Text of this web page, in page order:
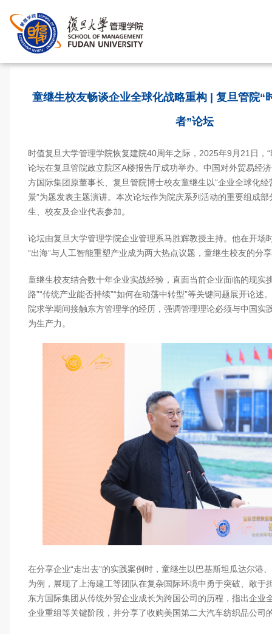
童继生校友畅谈企业全球化战略重构 | 复旦管院“
者”论坛
时值复旦大学管理学院恢复建院40周年之际，2025年9月21日，“
论坛在复旦管院政立院区A楼报告厅成功举办。中国对外贸易经
方国际集团原董事长、复旦管院博士校友童继生以“企业全球化
景”为题发表主题演讲。本次论坛作为院庆系列活动的重要组成
生、校友及企业代表参加。
论坛由复旦大学管理学院企业管理系马胜辉教授主持。他在开场
“出海”与人工智能重塑产业成为两大热点议题，童继生校友的分
童继生校友结合数十年企业实战经验，直面当前企业面临的现实
路”“传统产业能否持续”“如何在动荡中转型”等关键问题展开论述
院求学期间接触东方管理学的经历，强调管理理论必须与中国实
为生产力。
在分享企业“走出去”的实践案例时，童继生以巴基斯坦瓜达尔港
为例，展现了上海建工等团队在复杂国际环境中勇于突破、敢于
东方国际集团从传统外贸企业成长为跨国公司的历程，指出企业
企业重组等关键阶段，并分享了收购美国第二大汽车纺织品公司